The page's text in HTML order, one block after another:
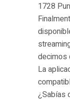
1728
decimos
La
¿Sabías